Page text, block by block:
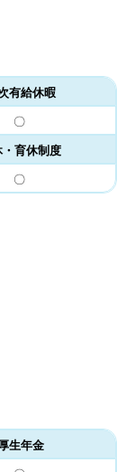
有給休暇
〇
・育休制度
〇
生年金